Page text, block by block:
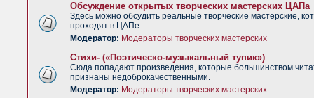
Обсуждение открытых творческих мастерских ЦАПа
Здесь можно обсудить реальные творческие мастерские,
проходят в ЦАПе
Модератор: Модераторы творческих мастерских
Стихи- («Поэтическо-музыкальный тупик»)
Сюда попадают произведения, которые большинством
признаны недоброкачественными.
Модератор: Модераторы творческих мастерских